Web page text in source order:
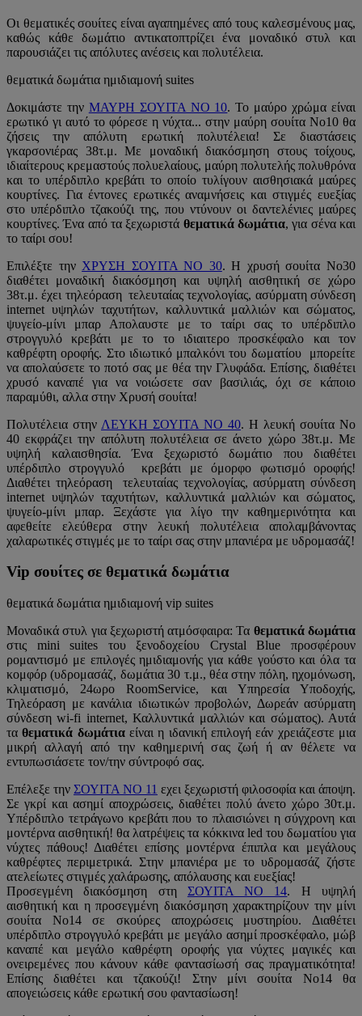
Οι θεματικές σουίτες είναι αγαπημένες από τους καλεσμένους μας,
καθώς κάθε δωμάτιο αντικατοπτρίζει ένα μοναδικό στυλ και
παρουσιάζει τις απόλυτες ανέσεις και πολυτέλεια.
θεματικά δωμάτια ημιδιαμονή suites
Δοκιμάστε την ΜΑΥΡΗ ΣΟΥΙΤΑ NO 10. Το μαύρο χρώμα είναι
ερωτικό γι αυτό το φόρεσε η νύχτα... στην μαύρη σουίτα Νο10 θα
ζήσεις την απόλυτη ερωτική πολυτέλεια! Σε διαστάσεις
γκαρσονιέρας 38τ.μ. Με μοναδική διακόσμηση στους τοίχους,
ιδιαίτερους κρεμαστούς πολυελαίους, μαύρη πολυτελής πολυθρόνα
και το υπέρδιπλο κρεβάτι το οποίο τυλίγουν αισθησιακά μαύρες
κουρτίνες. Για έντονες ερωτικές αναμνήσεις και στιγμές ευεξίας
στο υπέρδιπλο τζακούζι της, που ντύνουν οι δαντελένιες μαύρες
κουρτίνες. Ένα από τα ξεχωριστά θεματικά δωμάτια, για σένα και
το ταίρι σου!
Επιλέξτε την ΧΡΥΣΗ ΣΟΥΙΤΑ ΝΟ 30. Η χρυσή σουίτα Νο30
διαθέτει μοναδική διακόσμηση και υψηλή αισθητική σε χώρο
38τ.μ. έχει τηλεόραση τελευταίας τεχνολογίας, ασύρματη σύνδεση
internet υψηλών ταχυτήτων, καλλυντικά μαλλιών και σώματος,
ψυγείο-μίνι μπαρ Απολαυστε με το ταίρι σας το υπέρδιπλο
στρογγυλό κρεβάτι με το το ιδιαιτερο προσκέφαλο και τον
καθρέφτη οροφής. Στο ιδιωτικό μπαλκόνι του δωματίου μπορείτε
να απολαύσετε το ποτό σας με θέα την Γλυφάδα. Επίσης, διαθέτει
χρυσό καναπέ για να νοιώσετε σαν βασιλιάς, όχι σε κάποιο
παραμύθι, αλλα στην Χρυσή σουίτα!
Πολυτέλεια στην ΛΕΥΚΗ ΣΟΥΙΤΑ ΝΟ 40. Η λευκή σουίτα Νο
40 εκφράζει την απόλυτη πολυτέλεια σε άνετο χώρο 38τ.μ. Με
υψηλή καλαισθησία. Ένα ξεχωριστό δωμάτιο που διαθέτει
υπέρδιπλο στρογγυλό κρεβάτι με όμορφο φωτισμό οροφής!
Διαθέτει τηλεόραση τελευταίας τεχνολογίας, ασύρματη σύνδεση
internet υψηλών ταχυτήτων, καλλυντικά μαλλιών και σώματος,
ψυγείο-μίνι μπαρ. Ξεχάστε για λίγο την καθημερινότητα και
αφεθείτε ελεύθερα στην λευκή πολυτέλεια απολαμβάνοντας
χαλαρωτικές στιγμές με το ταίρι σας στην μπανιέρα με υδρομασάζ!
Vip σουίτες σε θεματικά δωμάτια
θεματικά δωμάτια ημιδιαμονή vip suites
Μοναδικά στυλ για ξεχωριστή ατμόσφαιρα: Τα θεματικά δωμάτια
στις mini suites του ξενοδοχείου Crystal Blue προσφέρουν
ρομαντισμό με επιλογές ημιδιαμονής για κάθε γούστο και όλα τα
κομφόρ (υδρομασάζ, δωμάτια 30 τ.μ., θέα στην πόλη, ηχομόνωση,
κλιματισμό, 24ωρο RoomService, και Υπηρεσία Υποδοχής,
Τηλεόραση με κανάλια ιδιωτικών προβολών, Δωρεάν ασύρματη
σύνδεση wi-fi internet, Καλλυντικά μαλλιών και σώματος). Αυτά
ταθεματικά δωμάτιαείναι η ιδανική επιλογή εάν χρειάζεστε μια
μικρή αλλαγή από την καθημερινή σας ζωή ή αν θέλετε να
εντυπωσιάσετε τον/την σύντροφό σας.
Επέλεξε την ΣΟΥΙΤΑ NO 11 εχει ξεχωριστή φιλοσοφία και άποψη.
Σε γκρί και ασημί αποχρώσεις, διαθέτει πολύ άνετο χώρο 30τ.μ.
Υπέρδιπλο τετράγωνο κρεβάτι που το πλαισιώνει η σύγχρονη και
μοντέρνα αισθητική! θα λατρέψεις τα κόκκινα led του δωματίου για
νύχτες πάθους! Διαθέτει επίσης μοντέρνα έπιπλα και μεγάλους
καθρέφτες περιμετρικά. Στην μπανιέρα με το υδρομασάζ ζήστε
ατελείωτες στιγμές χαλάρωσης, απόλαυσης και ευεξίας!
Προσεγμένη διακόσμηση στη ΣΟΥΙΤΑ ΝΟ 14. Η υψηλή
αισθητική και η προσεγμένη διακόσμηση χαρακτηρίζουν την μίνι
σουίτα Νο14 σε σκούρες αποχρώσεις μυστηρίου. Διαθέτει
υπέρδιπλο στρογγυλό κρεβάτι με μεγάλο ασημί προσκέφαλο, μώβ
καναπέ και μεγάλο καθρέφτη οροφής για νύχτες μαγικές και
ονειρεμένες που κάνουν κάθε φαντασίωσή σας πραγματικότητα!
Επίσης διαθέτει και τζακούζι! Στην μίνι σουίτα Νο14 θα
απογειώσεις κάθε ερωτική σου φαντασίωση!